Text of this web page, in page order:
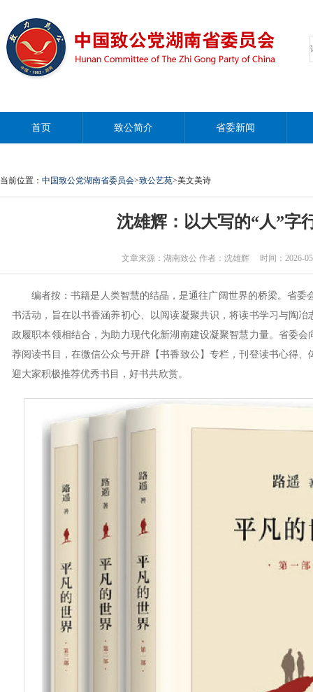
首页 致公简介 省委新闻
当前位置： 中国致公党湖南省委员会>致公艺苑>美文美诗
沈雄辉：以大写的“人”字
文章来源：湖南致公 作者：沈雄辉 时间：2026-05-
编者按：书籍是人类智慧的结晶，是通往广阔世界的桥梁。省委
书活动，旨在以书香涵养初心、以阅读凝聚共识，将读书学习与陶
政履职本领相结合，为助力现代化新湖南建设凝聚智慧力量。省委
荐阅读书目，在微信公众号开辟【书香致公】专栏，刊登读书心得
迎大家积极推荐优秀书目，好书共欣赏。